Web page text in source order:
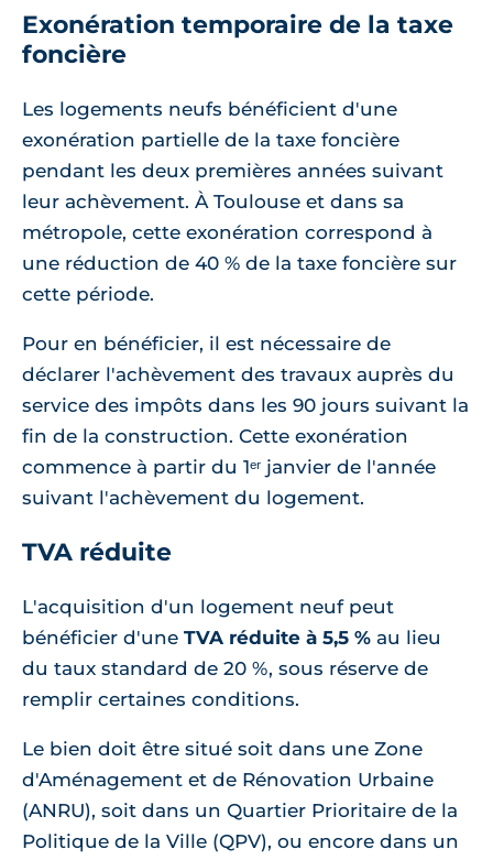
Exonération temporaire de la taxe
foncière
Les logements neufs bénéficient d'une
exonération partielle de la taxe foncière
pendant les deux premières années suivant
leur achèvement. À Toulouse et dans sa
métropole, cette exonération correspond à
une réduction de 40 % de la taxe foncière sur
cette période.
Pour en bénéficier, il est nécessaire de
déclarer l'achèvement des travaux auprès du
service des impôts dans les 90 jours suivant la
fin de la construction. Cette exonération
commence à partir du 1ᵉʳ janvier de l'année
suivant l'achèvement du logement.
TVA réduite
L'acquisition d'un logement neuf peut
bénéficier d'une TVA réduite à 5,5 % au lieu
du taux standard de 20 %, sous réserve de
remplir certaines conditions.
Le bien doit être situé soit dans une Zone
d'Aménagement et de Rénovation Urbaine
(ANRU), soit dans un Quartier Prioritaire de la
Politique de la Ville (QPV), ou encore dans un